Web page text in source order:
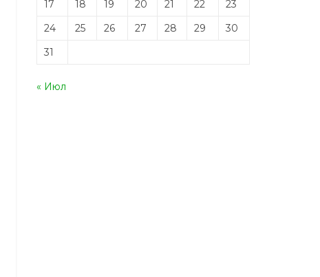
17
18 19 20 21 22
23
24
25 26 27 28 29
30
31
« Июл